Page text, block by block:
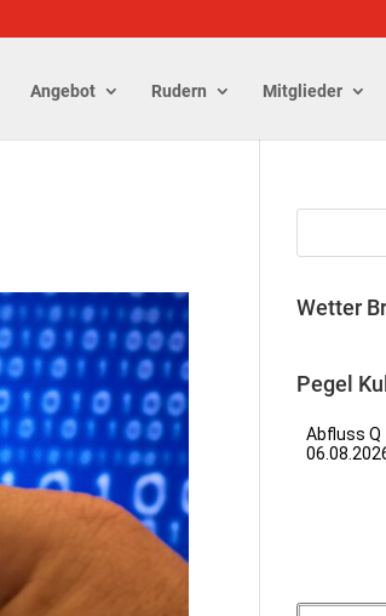
Angebot Rudern Mitglieder
Wetter
Pegel